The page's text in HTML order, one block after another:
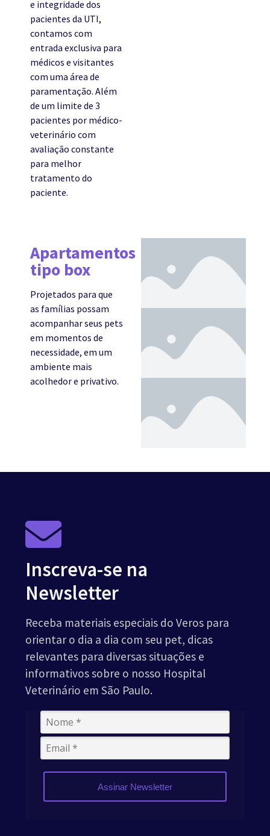
e integridade dos
pacientes da UTI,
contamos com
entrada exclusiva para
médicos e visitantes
com uma área de
paramentação. Além
de um limite de 3
pacientes por médico-
veterinário com
avaliação constante
para melhor
tratamento do
paciente.
Apartamentos
tipo box
Projetados para que
as famílias possam
acompanhar seus pets
em momentos de
necessidade, em um
ambiente mais
acolhedor e privativo.
Inscreva-se na
Newsletter
Receba materiais especiais do Veros para
orientar o dia a dia com seu pet, dicas
relevantes para diversas situações e
informativos sobre o nosso Hospital
Veterinário em São Paulo.
Assinar Newsletter